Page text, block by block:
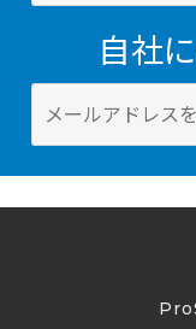
自社